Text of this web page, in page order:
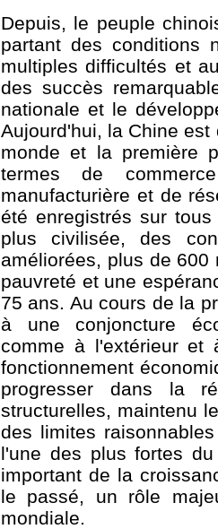
Depuis, le peuple
partant des conditions
multiples difficultés et
des succès
nationale et le
Aujourd'hui, la Chine
monde et la première
termes de
manufacturière et de
été enregistrés sur
plus civilisée, des
améliorées, plus de
pauvreté et une
75 ans. Au cours de la
à une conjoncture
comme à l'extérieur et
fonctionnement
progresser dans la
structurelles, maintenu
des limites
l'une des plus fortes
important de la
le passé, un rôle
mondiale.